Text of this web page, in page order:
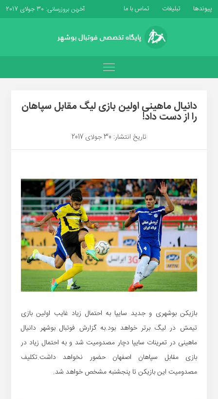
پیوندها تبلیغات تماس با ما آخرین بروزرسانی: 30 جولای 2017
دانیال ماهینی اولین بازی لیگ مقابل سپاهان
را از دست داد!
تاریخ انتشار: 30 جولای 2017
بازیکن بوشهری و جدید سایپا به احتمال زیاد غایب اولین بازی
تیمش در لیگ برتر خواهد بود.به گزارش فوتبال بوشهر دانیال
ماهینی در تمرینات سایپا دچار مصدومیت شد و به احتمال زیاد در
بازی مقابل سپاهان اصفهان حضور نخواهد داشت.تکلیف
مصدومیت این بازیکن تا پنجشنبه مشخص خواهد شد.